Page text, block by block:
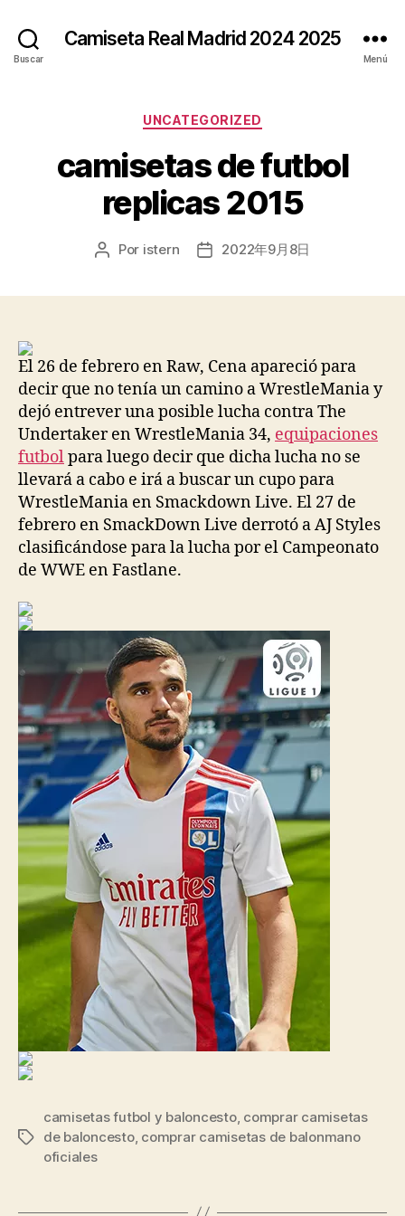
Buscar
Camiseta Real Madrid 2024 2025
Menú
Categorías
UNCATEGORIZED
camisetas de futbol
replicas 2015
Autor
Por istern
Fecha2022年9月8日
El 26 de febrero en Raw, Cena apareció para
decir que no tenía un camino a WrestleMania y
dejó entrever una posible lucha contra The
Undertaker en WrestleMania 34, equipaciones
futbolpara luego decir que dicha lucha no se
llevará a cabo e irá a buscar un cupo para
WrestleMania en Smackdown Live. El 27 de
febrero en SmackDown Live derrotó a AJ Styles
clasificándose para la lucha por el Campeonato
de WWE en Fastlane.
Etiquetas
camisetas futbol y baloncesto, comprar camisetas
de baloncesto, comprar camisetas de balonmano
oficiales